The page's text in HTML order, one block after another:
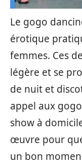
Le gogo
érotique
femmes. Ces
légère et se
de nuit et
appel aux
show à
œuvre pour
un bon